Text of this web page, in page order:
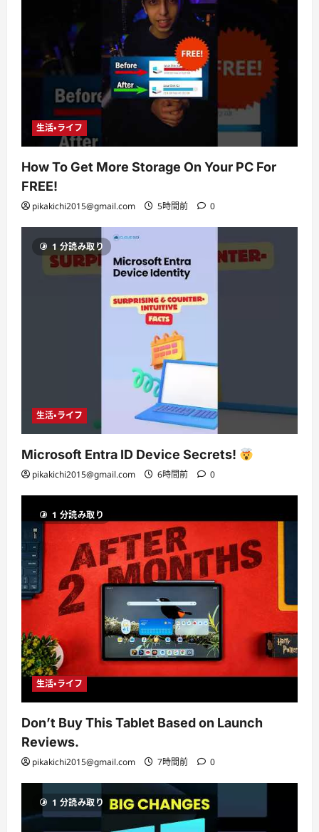
生活・ライフ
How To Get More Storage On Your PC For
FREE!
pikakichi2015@gmail.com 5時間前 0
1 分読み取り
生活・ライフ
Microsoft Entra ID Device Secrets!
pikakichi2015@gmail.com 6時間前 0
1 分読み取り
生活・ライフ
Don’t Buy This Tablet Based on Launch
Reviews.
pikakichi2015@gmail.com 7時間前 0
1 分読み取り